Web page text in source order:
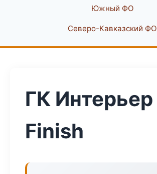
Южный ФО
Северо-Кавказский ФО
ГК Интерьер
Finish